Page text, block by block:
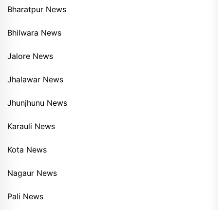
Bharatpur News
Bhilwara News
Jalore News
Jhalawar News
Jhunjhunu News
Karauli News
Kota News
Nagaur News
Pali News